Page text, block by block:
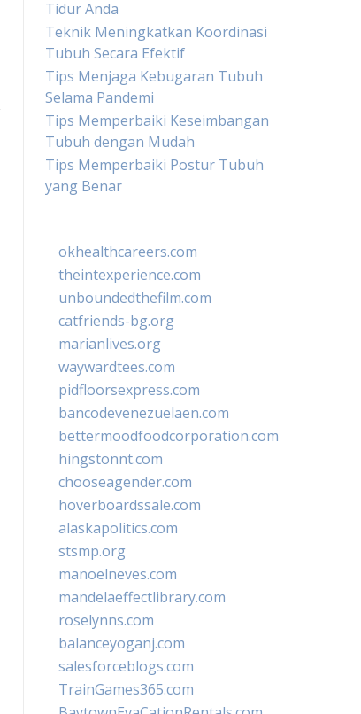
Tidur Anda
Teknik Meningkatkan Koordinasi
Tubuh Secara Efektif
Tips Menjaga Kebugaran Tubuh
Selama Pandemi
Tips Memperbaiki Keseimbangan
Tubuh dengan Mudah
Tips Memperbaiki Postur Tubuh
yang Benar
okhealthcareers.com
theintexperience.com
unboundedthefilm.com
catfriends-bg.org
marianlives.org
waywardtees.com
pidfloorsexpress.com
bancodevenezuelaen.com
bettermoodfoodcorporation.com
hingstonnt.com
chooseagender.com
hoverboardssale.com
alaskapolitics.com
stsmp.org
manoelneves.com
mandelaeffectlibrary.com
roselynns.com
balanceyoganj.com
salesforceblogs.com
TrainGames365.com